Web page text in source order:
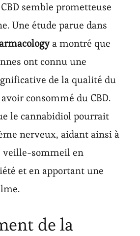
semble prometteuse
Une étude parue dans
a montré que
ont connu une
de la qualité du
consommé du CBD.
le cannabidiol pourrait
nerveux, aidant ainsi à
veille-sommeil en
et en apportant une
de la